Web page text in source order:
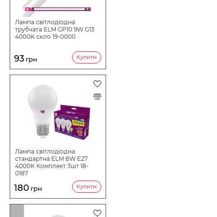
Лампа світлодіодна
трубчата ELM GP10 9W G13
4000K скло 19-0000
93 грн Купити
Лампа світлодіодна
стандартна ELM 8W E27
4000K Комплект 3шт 18-
0187
180 грн Купити